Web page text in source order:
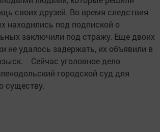
своих друзей. Во время следствия
находились под подпиской о
заключили под стражу. Еще двоих
не удалось задержать, их объявили в
Сейчас уголовное дело
городской суд для
существу.